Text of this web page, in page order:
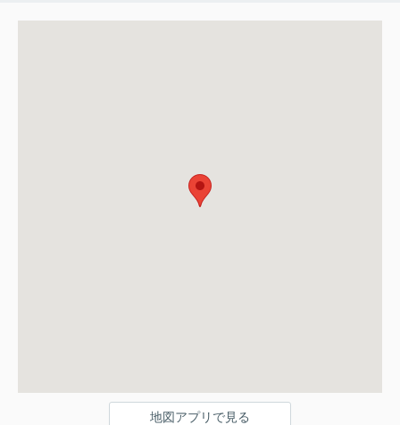
地図アプリで見る